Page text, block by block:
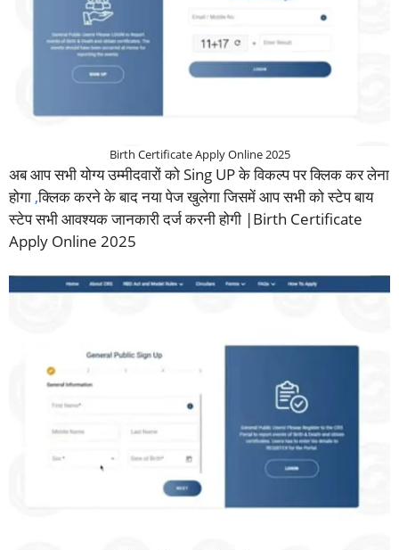
Birth Certificate Apply Online 2025
अब आप सभी योग्य उम्मीदवारों को Sing UP के विकल्प पर क्लिक कर लेना
होगा ,क्लिक करने के बाद नया पेज खुलेगा जिसमें आप सभी को स्टेप बाय
स्टेप सभी आवश्यक जानकारी दर्ज करनी होगी |Birth Certificate
Apply Online 2025